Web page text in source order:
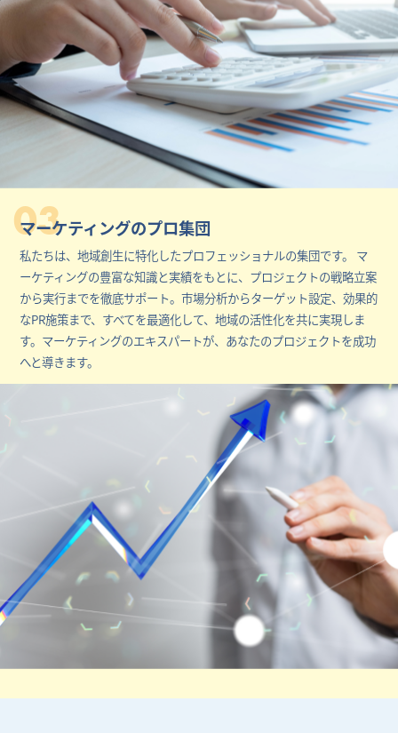
03
マーケティングのプロ集団
私たちは、地域創生に特化したプロフェッショナルの集団です。 マ
ーケティングの豊富な知識と実績をもとに、プロジェクトの戦略立案
から実行までを徹底サポート。市場分析からターゲット設定、効果的
なPR施策まで、すべてを最適化して、地域の活性化を共に実現しま
す。マーケティングのエキスパートが、あなたのプロジェクトを成功
へと導きます。